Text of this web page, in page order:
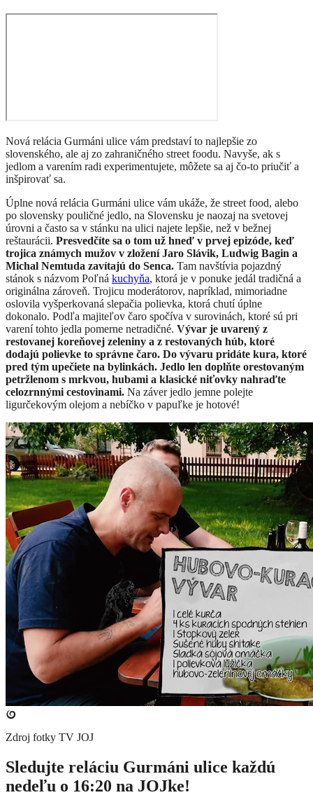
Nová relácia Gurmáni ulice vám predstaví to najlepšie zo
slovenského, ale aj zo zahraničného street foodu. Navyše, ak s
jedlom a varením radi experimentujete, môžete sa aj čo-to priučiť a
inšpirovať sa.
Úplne nová relácia Gurmáni ulice vám ukáže, že street food, alebo
po slovensky pouličné jedlo, na Slovensku je naozaj na svetovej
úrovni a často sa v stánku na ulici najete lepšie, než v bežnej
reštaurácii. Presvedčíte sa o tom už hneď v prvej epizóde, keď
trojica známych mužov v zložení Jaro Slávik, Ludwig Bagin a
Michal Nemtuda zavítajú do Senca. Tam navštívia pojazdný
stánok s názvom Poľná kuchyňa, ktorá je v ponuke jedál tradičná a
originálna zároveň. Trojicu moderátorov, napríklad, mimoriadne
oslovila vyšperkovaná slepačia polievka, ktorá chutí úplne
dokonalo. Podľa majiteľov čaro spočíva v surovinách, ktoré sú pri
varení tohto jedla pomerne netradičné. Vývar je uvarený z
restovanej koreňovej zeleniny a z restovaných húb, ktoré
dodajú polievke to správne čaro. Do vývaru pridáte kura, ktoré
pred tým upečiete na bylinkách. Jedlo len doplňte orestovaným
petržlenom s mrkvou, hubami a klasické niťovky nahraďte
celozrnnými cestovinami. Na záver jedlo jemne polejte
ligurčekovým olejom a nebíčko v papuľke je hotové!
Zdroj fotky TV JOJ
Sledujte reláciu Gurmáni ulice každú
nedeľu o 16:20 na JOJke!